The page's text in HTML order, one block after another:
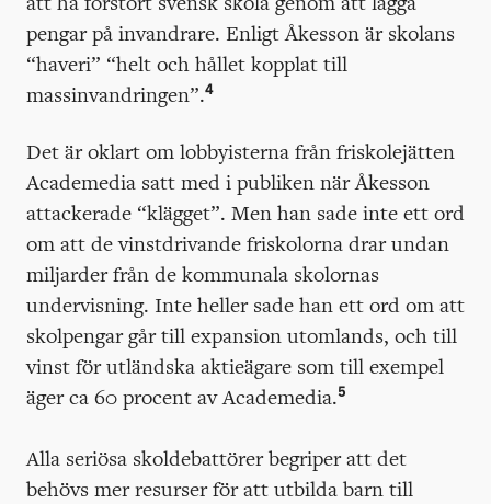
pengar på invandrare. Enligt Åkesson är skolans
“haveri” “helt och hållet kopplat till
massinvandringen”.4
Det är oklart om lobbyisterna från friskolejätten
Academedia satt med i publiken när Åkesson
attackerade “klägget”. Men han sade inte ett ord
om att de vinstdrivande friskolorna drar undan
miljarder från de kommunala skolornas
undervisning. Inte heller sade han ett ord om att
skolpengar går till expansion utomlands, och till
vinst för utländska aktieägare som till exempel
äger ca 60 procent av Academedia.5
Alla seriösa skoldebattörer begriper att det
behövs mer resurser för att utbilda barn till